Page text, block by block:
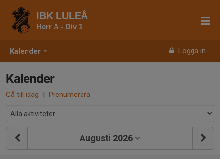
Kalender Logga in
IBK LULEÅ
Herr A - Div 1
Kalender
Gå till idag | Prenumerera
Augusti 2026